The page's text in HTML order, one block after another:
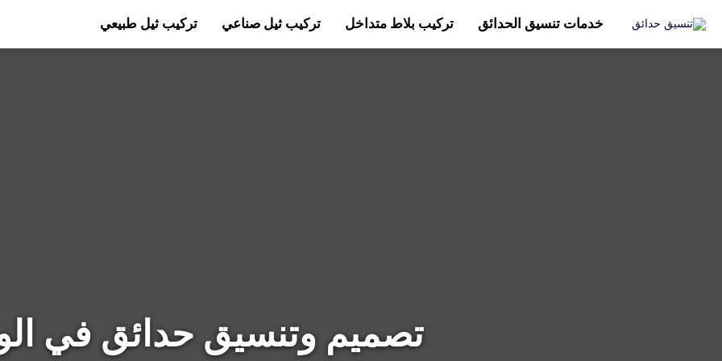
خدمات تنسيق الحدائق تركيب بلاط متداخل تركيب ثيل صناعي تركيب ثيل طبيعي
تصميم وتنسيق حدائق في